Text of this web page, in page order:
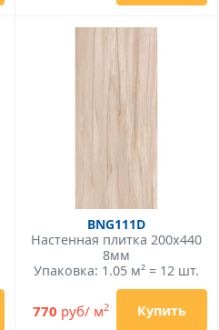
BNG111D
Настенная плитка 200x440
8мм
Упаковка: 1.05 м² = 12 шт.
770 руб/ м2 Купить